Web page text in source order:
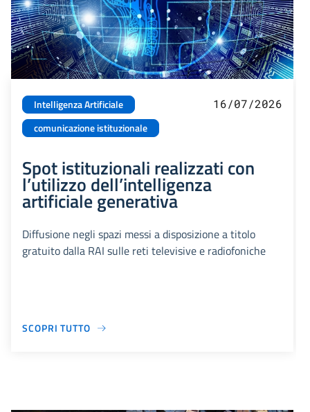
Intelligenza Artificiale
comunicazione istituzionale
16/07/2026
Spot istituzionali realizzati con
l’utilizzo dell’intelligenza
artificiale generativa
Diffusione negli spazi messi a disposizione a titolo
gratuito dalla RAI sulle reti televisive e radiofoniche
SCOPRI TUTTO